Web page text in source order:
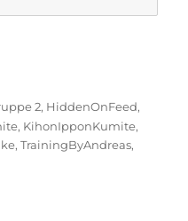
2, HiddenOnFeed,
, KihonIpponKumite,
,TrainingByAndreas,